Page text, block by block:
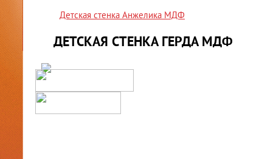
Детская стенка Анжелика МДФ
ДЕТСКАЯ СТЕНКА ГЕРДА МДФ